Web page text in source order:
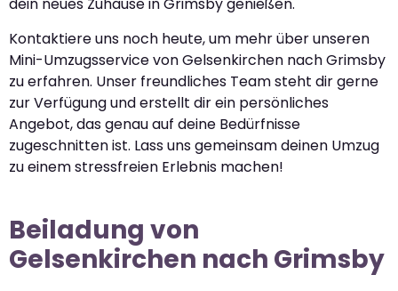
dein neues Zuhause in Grimsby genießen.
Kontaktiere uns noch heute, um mehr über unseren
Mini-Umzugsservice von Gelsenkirchen nach Grimsby
zu erfahren. Unser freundliches Team steht dir gerne
zur Verfügung und erstellt dir ein persönliches
Angebot, das genau auf deine Bedürfnisse
zugeschnitten ist. Lass uns gemeinsam deinen Umzug
zu einem stressfreien Erlebnis machen!
Beiladung von
Gelsenkirchen nach Grimsby